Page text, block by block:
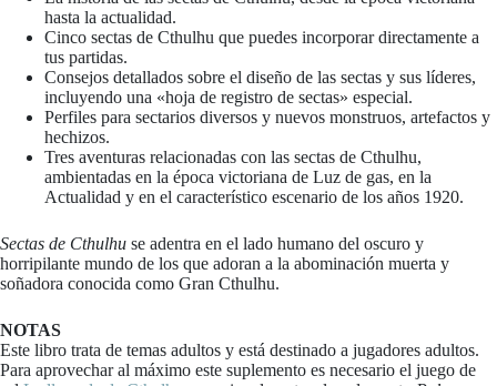
hasta la actualidad.
Cinco sectas de Cthulhu que puedes incorporar directamente a
tus partidas.
Consejos detallados sobre el diseño de las sectas y sus líderes,
incluyendo una «hoja de registro de sectas» especial.
Perfiles para sectarios diversos y nuevos monstruos, artefactos y
hechizos.
Tres aventuras relacionadas con las sectas de Cthulhu,
ambientadas en la época victoriana de Luz de gas, en la
Actualidad y en el característico escenario de los años 1920.
Sectas de Cthulhu se adentra en el lado humano del oscuro y
horripilante mundo de los que adoran a la abominación muerta y
soñadora conocida como Gran Cthulhu.
NOTAS
Este libro trata de temas adultos y está destinado a jugadores adultos.
Para aprovechar al máximo este suplemento es necesario el juego de